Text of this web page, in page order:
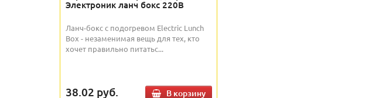
Электроник ланч бокс 220В
Ланч-бокс с подогревом Electric Lunch
Box - незаменимая вещь для тех, кто
хочет правильно питатьс...
38.02 руб. В корзину